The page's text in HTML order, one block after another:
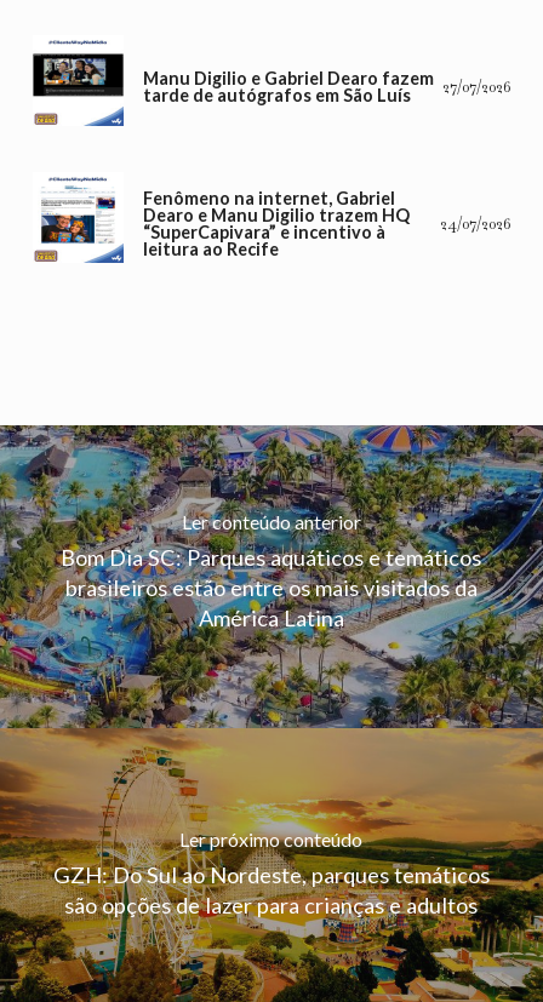
Manu Digilio e Gabriel Dearo fazem
tarde de autógrafos em São Luís
27/07/2026
Fenômeno na internet, Gabriel
Dearo e Manu Digilio trazem HQ
“SuperCapivara” e incentivo à
leitura ao Recife
24/07/2026
Ler conteúdo anterior
Bom Dia SC: Parques aquáticos e temáticos
brasileiros estão entre os mais visitados da
América Latina
Ler próximo conteúdo
GZH: Do Sul ao Nordeste, parques temáticos
são opções de lazer para crianças e adultos